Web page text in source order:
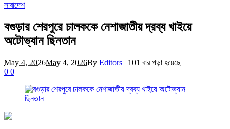
সারাদেশ
বগুড়ার শেরপুরে চালককে নেশাজাতীয় দ্রব্য খাইয়ে
অটোভ্যান ছিনতান
May 4, 2026May 4, 2026By Editors | 101 বার পড়া হয়েছে
0 0